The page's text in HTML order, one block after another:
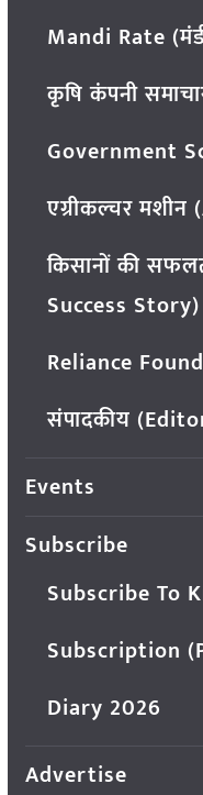
Mandi Rate
कृषि कंपनी
Government
एग्रीकल्चर
किसानों की
Success Story)
Reliance
संपादकीय
Events
Subscribe
Subscribe To
Subscription
Diary 2026
Advertise